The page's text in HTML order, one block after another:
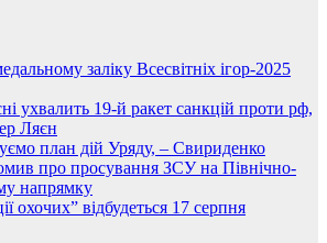
заліку Всесвітніх ігор-2025
ухвалить 19-й ракет санкцій проти рф,
Ляєн
план дій Уряду, – Свириденко
про просування ЗСУ на Північно-
напрямку
охочих” відбудеться 17 серпня